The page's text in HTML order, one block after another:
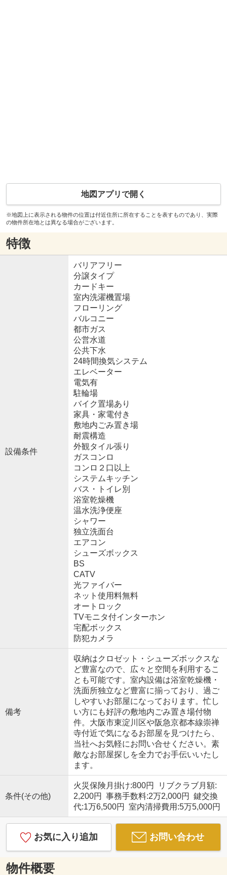
地図アプリで開く
※地図上に表示される物件の位置は付近住所に所在することを表すものであり、実際
の物件所在地とは異なる場合がございます。
特徴
設備条件
バリアフリー
分譲タイプ
カードキー
室内洗濯機置場
フローリング
バルコニー
都市ガス
公営水道
公共下水
24時間換気システム
エレベーター
電気有
駐輪場
バイク置場あり
家具・家電付き
敷地内ごみ置き場
耐震構造
外観タイル張り
ガスコンロ
コンロ２口以上
システムキッチン
バス・トイレ別
浴室乾燥機
温水洗浄便座
シャワー
独立洗面台
エアコン
シューズボックス
BS
CATV
光ファイバー
ネット使用料無料
オートロック
TVモニタ付インターホン
宅配ボックス
防犯カメラ
備考
収納はクロゼット・シューズボックスな
ど豊富なので、広々と空間を利用するこ
とも可能です。室内設備は浴室乾燥機・
洗面所独立など豊富に揃っており、過ご
しやすいお部屋になっております。忙し
い方にも好評の敷地内ごみ置き場付物
件。大阪市東淀川区や阪急京都本線崇禅
寺付近で気になるお部屋を見つけたら、
当社へお気軽にお問い合せください。素
敵なお部屋探しを全力でお手伝いいたし
ます。
条件(その他)
火災保険月掛け:800円 リブクラブ月額:
2,200円 事務手数料:2万2,000円 鍵交換
代:1万6,500円 室内清掃費用:5万5,000円
お気に入り追加 お問い合わせ
物件概要